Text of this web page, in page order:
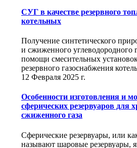
СУГ в качестве резервного
котельных
Получение синтетического
и сжиженного углеводородного
помощи смесительных
резервного газоснабжения
12 Февраля 2025 г.
Особенности изготовления и
сферических резервуаров для
сжиженного газа
Сферические резервуары, или
называют шаровые резервуары,